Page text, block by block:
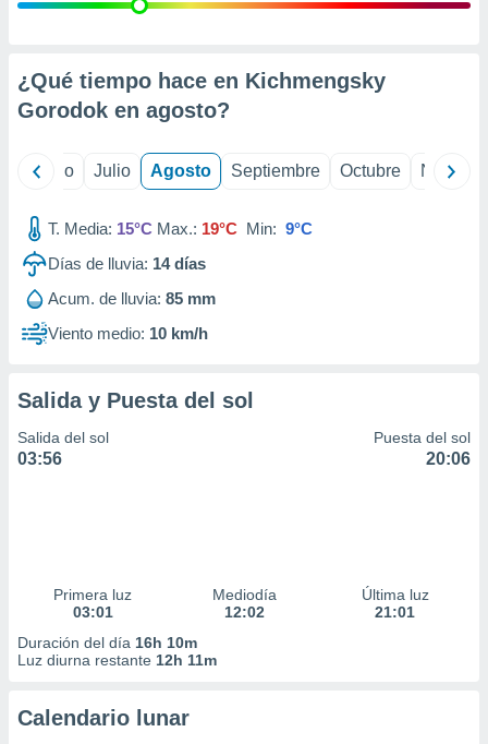
e
mediante
publicidad
de
1199
¿Qué tiempo hace en Kichmengsky
Gorodok en agosto?
Junio Julio Agosto Septiembre Octubre
T. Media: 15°C Max.: 19°C Min: 9°C
Días de lluvia: 14días
Acum. de lluvia: 85 mm
Viento medio: 10 km/h
Salida y Puesta del sol
Salida del sol
03:56
Puesta del sol
20:06
Primera luz
03:01
Mediodía
12:02
Última luz
21:01
Duración del día 16h 10m
Luz diurna restante 12h 11m
Calendario lunar